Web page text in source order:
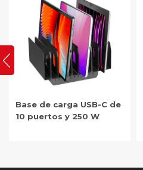
Base de carga USB-C de
10 puertos y 250 W